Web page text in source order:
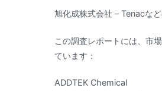
旭化成株式会社 – Tenacな
この調査レポートには、市
ています：
ADDTEK Chemical